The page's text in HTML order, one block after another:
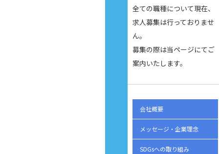
全ての職種について現在、
求人募集は行っておりませ
ん。
募集の際は当ページにてご
案内いたします。
会社概要
メッセージ・企業理念
SDGsへの取り組み